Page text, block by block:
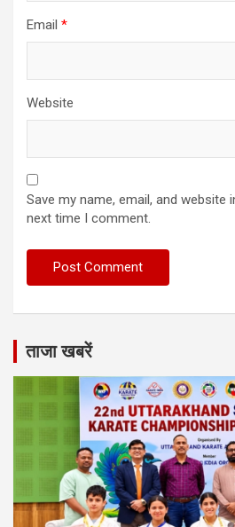
Email *
Website
Save my name, email, and
next time I comment.
ताजा खबरें